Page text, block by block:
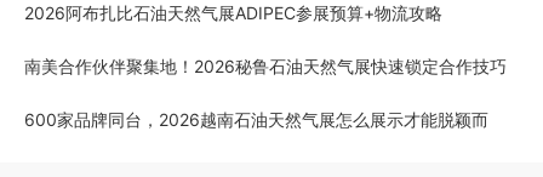
2026阿布扎比石油天然气展ADIPEC参展预算+物流攻略
南美合作伙伴聚集地！2026秘鲁石油天然气展快速锁定合作技巧
600家品牌同台，2026越南石油天然气展怎么展示才能脱颖而